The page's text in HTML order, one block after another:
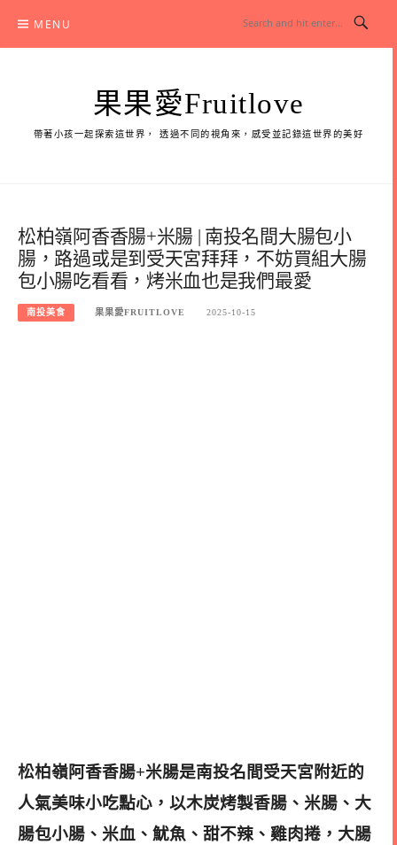
content
MENU
果果愛Fruitlove
帶著小孩一起探索這世界， 透過不同的視角來，感受並記錄這世界的美好
松柏嶺阿香香腸+米腸 | 南投名間大腸包小
腸，路過或是到受天宮拜拜，不妨買組大腸
包小腸吃看看，烤米血也是我們最愛
南投美食 果果愛FRUITLOVE 2025-10-15
松柏嶺阿香香腸+米腸是南投名間受天宮附近的
人氣美味小吃點心，以木炭烤製香腸、米腸、大
腸包小腸、米血、魷魚、甜不辣、雞肉捲，大腸